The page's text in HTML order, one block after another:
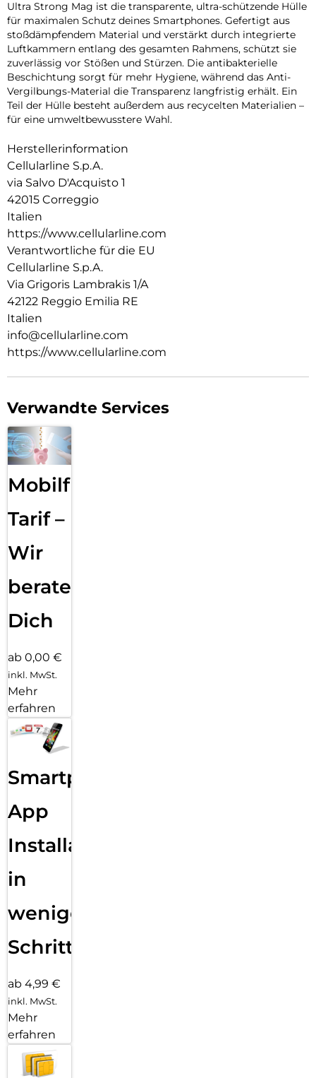
Ultra Strong Mag ist die transparente, ultra-schützende Hülle
für maximalen Schutz deines Smartphones. Gefertigt aus
stoßdämpfendem Material und verstärkt durch integrierte
Luftkammern entlang des gesamten Rahmens, schützt sie
zuverlässig vor Stößen und Stürzen. Die antibakterielle
Beschichtung sorgt für mehr Hygiene, während das Anti-
Vergilbungs-Material die Transparenz langfristig erhält. Ein
Teil der Hülle besteht außerdem aus recycelten Materialien –
für eine umweltbewusstere Wahl.
Herstellerinformation
Cellularline S.p.A.
via Salvo D'Acquisto 1
42015 Correggio
Italien
https://www.cellularline.com
Verantwortliche für die EU
Cellularline S.p.A.
Via Grigoris Lambrakis 1/A
42122 Reggio Emilia RE
Italien
info@cellularline.com
https://www.cellularline.com
Verwandte Services
Mobilfunk
Tarif –
Wir
beraten
Dich
ab 0,00 €
inkl. MwSt.
Mehr
erfahren
Smartphone
App
Installation
in
wenigen
Schritten
ab 4,99 €
inkl. MwSt.
Mehr
erfahren